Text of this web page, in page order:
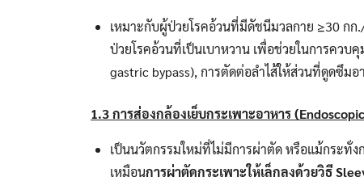
เหมาะกับผู้ป่วยโรคอ้วนที่มีดัชนีมวลกาย ≥30 กก
ป่วยโรคอ้วนที่เป็นเบาหวาน เพื่อช่วยในการควบ
gastric bypass), การตัดต่อลำไส้ให้ส่วนที่ดูดซึมอ
1.3การส่องกล้องเย็บกระเพาะอาหาร (
เป็นนวัตกรรมใหม่ที่ไม่มีการผ่าตัด หรือแม้กระทั่ง
เหมือนการผ่าตัดกระเพาะให้เล็กลงด้วยวิธี